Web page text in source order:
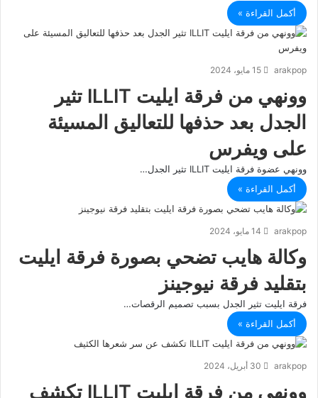
أكمل القراءة »
arakpop 15 مايو، 2024
وونهي من فرقة ايليت ILLIT تثير
الجدل بعد حذفها للتعاليق المسيئة
على ويفرس
وونهي عضوة فرقة ايليت ILLIT تثير الجدل…
أكمل القراءة »
arakpop 14 مايو، 2024
وكالة هايب تضحي بصورة فرقة ايليت
بتقليد فرقة نيوجينز
فرقة ايليت تثير الجدل بسبب تصميم الرقصات…
أكمل القراءة »
arakpop 30 أبريل، 2024
وونهي من فرقة ايليت ILLIT تكشف